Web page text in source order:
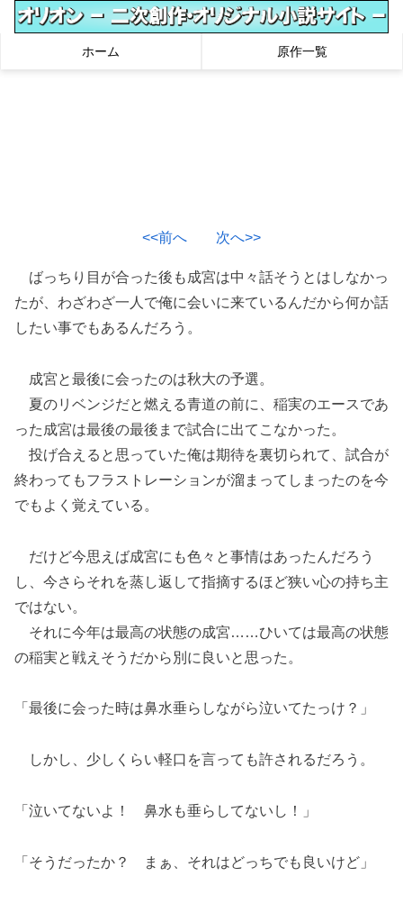
ホーム 原作一覧
<<前へ 次へ>>
ばっちり目が合った後も成宮は中々話そうとはしなかっ
たが、わざわざ一人で俺に会いに来ているんだから何か話
したい事でもあるんだろう。
成宮と最後に会ったのは秋大の予選。
夏のリベンジだと燃える青道の前に、稲実のエースであ
った成宮は最後の最後まで試合に出てこなかった。
投げ合えると思っていた俺は期待を裏切られて、試合が
終わってもフラストレーションが溜まってしまったのを今
でもよく覚えている。
だけど今思えば成宮にも色々と事情はあったんだろう
し、今さらそれを蒸し返して指摘するほど狭い心の持ち主
ではない。
それに今年は最高の状態の成宮……ひいては最高の状態
の稲実と戦えそうだから別に良いと思った。
「最後に会った時は鼻水垂らしながら泣いてたっけ？」
しかし、少しくらい軽口を言っても許されるだろう。
「泣いてないよ！ 鼻水も垂らしてないし！」
「そうだったか？ まぁ、それはどっちでも良いけど」